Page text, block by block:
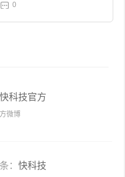
0
快科技官方
微博
： 快科技